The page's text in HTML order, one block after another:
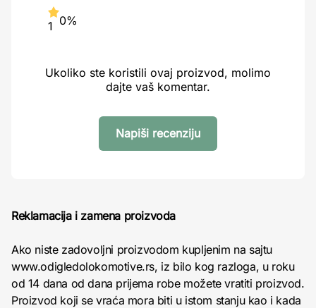
1 0%
Ukoliko ste koristili ovaj proizvod, molimo
dajte vaš komentar.
Napiši recenziju
Reklamacija i zamena proizvoda
Ako niste zadovoljni proizvodom kupljenim na sajtu
www.odigledolokomotive.rs, iz bilo kog razloga, u roku
od 14 dana od dana prijema robe možete vratiti proizvod.
Proizvod koji se vraća mora biti u istom stanju kao i kada